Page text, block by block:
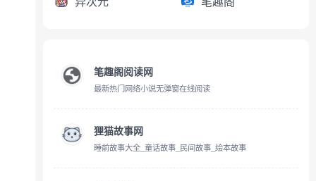
笔趣阁阅读网
最新热门网络小说无弹窗在线阅读
狸猫故事网
睡前故事大全_童话故事_民间故事_绘本故事